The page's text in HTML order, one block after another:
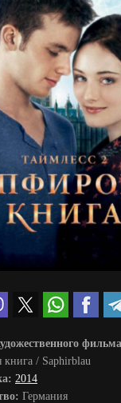
книга / Saphirblau
2014
Германия